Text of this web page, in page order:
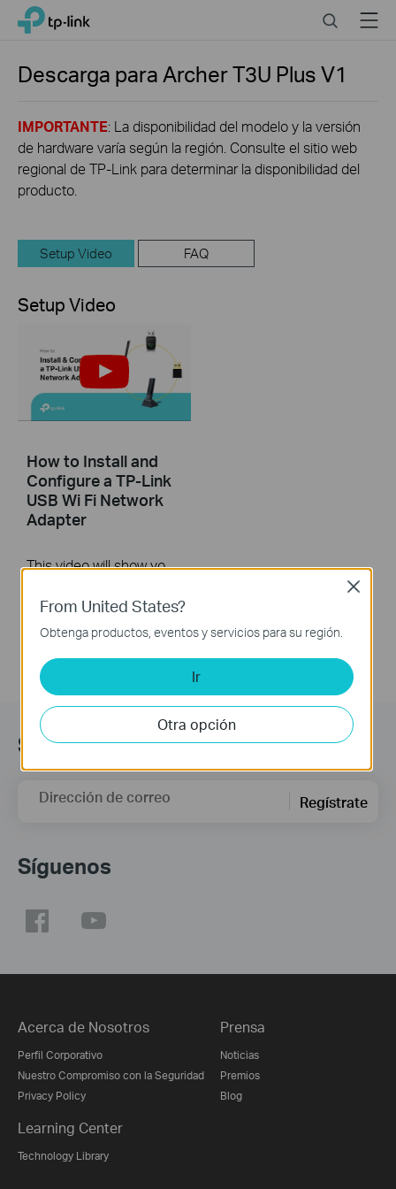
Click
navigation
TP-Link, Reliably Smart SearchMenu
Descarga paraArcher T3U PlusV1
IMPORTANTE: La disponibilidad del modelo y la versión
de hardware varía según la región. Consulte el sitio web
regional de TP-Link para determinar la disponibilidad del
producto.
Setup Video FAQ
Setup Video
How to Install and
Configure a TP-Link
USB Wi Fi Network
Adapter
This video will show you how to install a TP-Link USB Wi-Fi network adapter
Suscripción
Dirección de correo Regístrate
Síguenos
Acerca de Nosotros
Perfil Corporativo
Nuestro Compromiso con la Seguridad
Privacy Policy
Prensa
Noticias
Premios
Blog
Learning Center
Technology Library
From United States?
Obtenga productos, eventos y servicios para su región.
Ir
Otra opción
Close